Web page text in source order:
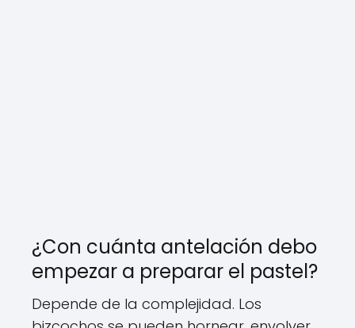
¿Con cuánta antelación debo
empezar a preparar el pastel?
Depende de la complejidad. Los